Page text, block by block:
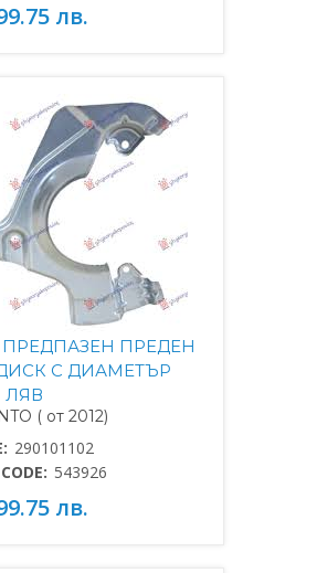
лв.
ПРЕДЕН
С ДИАМЕТЪР
ЛЯВ
( от 2012)
290101102
543926
лв.